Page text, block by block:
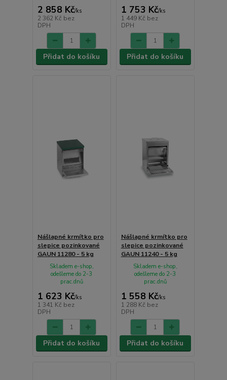
2 858 Kč/ks
2 362 Kč bez
DPH
Přidat do košíku
1 753 Kč/ks
1 449 Kč bez
DPH
Přidat do košíku
Nášlapné krmítko pro
slepice pozinkované
GAUN 11280 - 5 kg
1 623 Kč/ks
1 341 Kč bez
DPH
Skladem e-shop,
odešleme do 2-3
prac.dnů
Přidat do košíku
Nášlapné krmítko pro
slepice pozinkované
GAUN 11240 - 5 kg
1 558 Kč/ks
1 288 Kč bez
DPH
Skladem e-shop,
odešleme do 2-3
prac.dnů
Přidat do košíku